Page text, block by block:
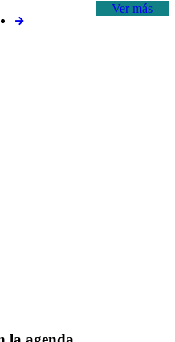
Ver más